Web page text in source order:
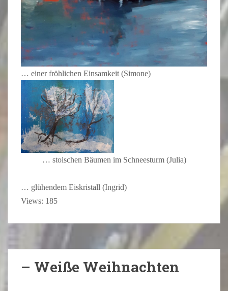
… einer fröhlichen Einsamkeit (Simone)
… stoischen Bäumen im Schneesturm (Julia)
… glühendem Eiskristall (Ingrid)
Views: 185
– Weiße Weihnachten